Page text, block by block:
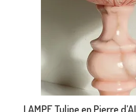
LAMPE Tulipe en Pierre